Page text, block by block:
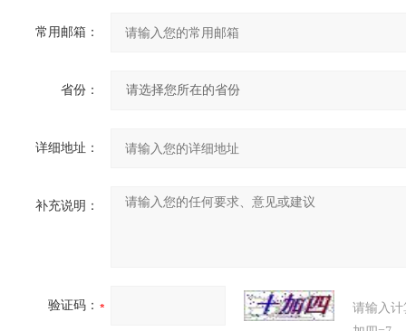
常用邮箱：
省份：
详细地址：
补充说明：
验证码：
请输入